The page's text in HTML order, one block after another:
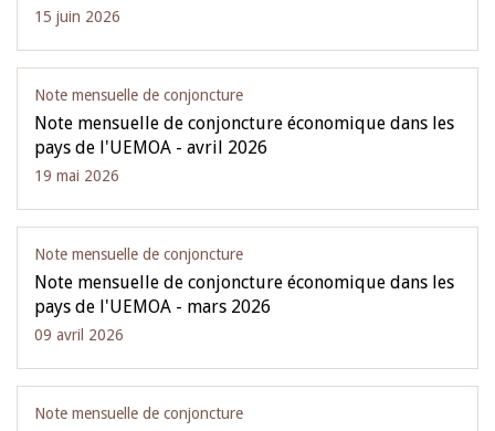
15 juin 2026
Note mensuelle de conjoncture
Note mensuelle de conjoncture économique dans les
pays de l'UEMOA - avril 2026
19 mai 2026
Note mensuelle de conjoncture
Note mensuelle de conjoncture économique dans les
pays de l'UEMOA - mars 2026
09 avril 2026
Note mensuelle de conjoncture